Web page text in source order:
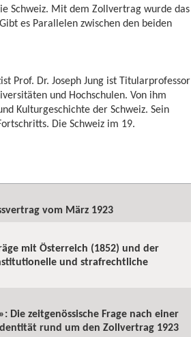
Schweiz. Mit dem Zollvertrag wurde das
es Parallelen zwischen den beiden
Prof. Dr. Joseph Jung ist Titularprofessor
und Hochschulen. Von ihm
Kulturgeschichte der Schweiz. Sein
Die Schweiz im 19.
vom März 1923
mit Österreich (1852) und der
und strafrechtliche
Die zeitgenössische Frage nach einer
rund um den Zollvertrag 1923